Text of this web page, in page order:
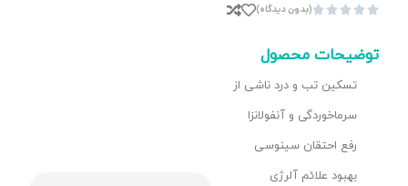




(بدون دیدگاه)
توضیحات محصول
تسکین تب و درد ناشی از
سرماخوردگی و آنفولانزا
رفع احتقان سینوسی
بهبود علائم آلرژی